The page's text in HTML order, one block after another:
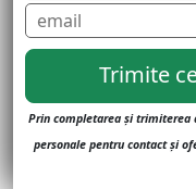
Trimite
Prin completarea și trimiterea
personale pentru contact și